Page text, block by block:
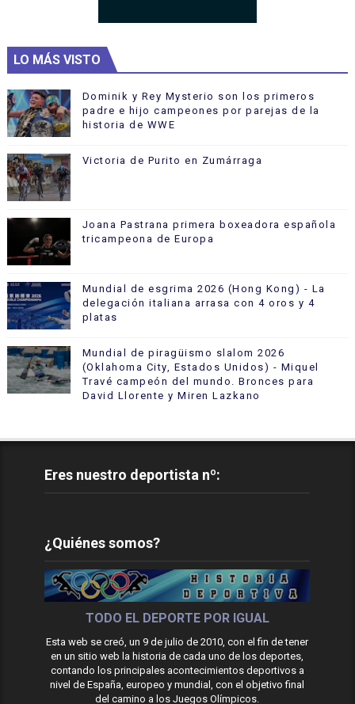
LO MÁS VISTO
Dominik y Rey Mysterio son los primeros
padre e hijo campeones por parejas de la
historia de WWE
Victoria de Purito en Zumárraga
Joana Pastrana primera boxeadora española
tricampeona de Europa
Mundial de esgrima 2026 (Hong Kong) - La
delegación italiana arrasa con 4 oros y 4
platas
Mundial de piragüismo slalom 2026
(Oklahoma City, Estados Unidos) - Miquel
Travé campeón del mundo. Bronces para
David Llorente y Miren Lazkano
Eres nuestro deportista nº:
¿Quiénes somos?
TODO EL DEPORTE POR IGUAL
Esta web se creó, un 9 de julio de 2010, con el fin de tener
en un sitio web la historia de cada uno de los deportes,
contando los principales acontecimientos deportivos a
nivel de España, europeo y mundial, con el objetivo final
del camino a los Juegos Olímpicos.